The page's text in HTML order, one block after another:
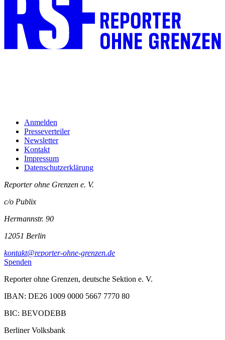
Anmelden
Presseverteiler
Newsletter
Kontakt
Impressum
Datenschutzerklärung
Reporter ohne Grenzen e. V.
c/o Publix
Hermannstr. 90
12051 Berlin
kontakt@reporter-ohne-grenzen.de
Spenden
Reporter ohne Grenzen, deutsche Sektion e. V.
IBAN: DE26 1009 0000 5667 7770 80
BIC: BEVODEBB
Berliner Volksbank